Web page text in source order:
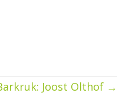
Joost Olthof →